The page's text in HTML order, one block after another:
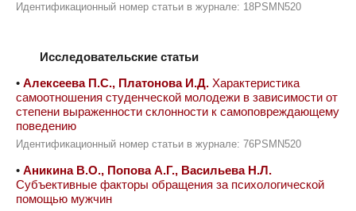
Идентификационный номер статьи в журнале: 18PSMN520
Исследовательские статьи
• Алексеева П.С., Платонова И.Д. Характеристика
самоотношения студенческой молодежи в зависимости от
степени выраженности склонности к самоповреждающему
поведению
Идентификационный номер статьи в журнале: 76PSMN520
• Аникина В.О., Попова А.Г., Васильева Н.Л.
Субъективные факторы обращения за психологической
помощью мужчин